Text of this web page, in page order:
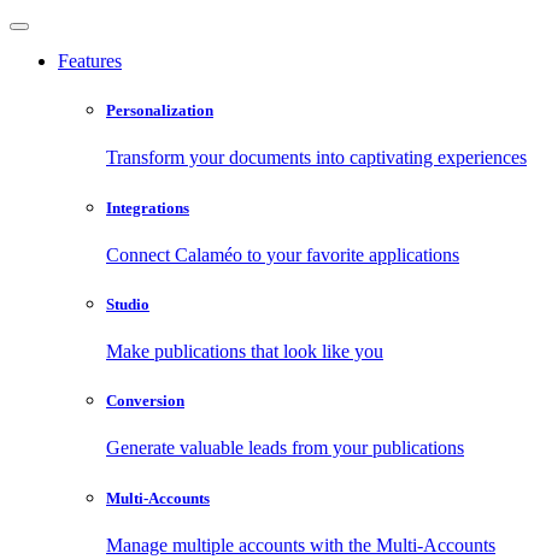
Features
Personalization
Transform your documents into captivating experiences
Integrations
Connect Calaméo to your favorite applications
Studio
Make publications that look like you
Conversion
Generate valuable leads from your publications
Multi-Accounts
Manage multiple accounts with the Multi-Accounts